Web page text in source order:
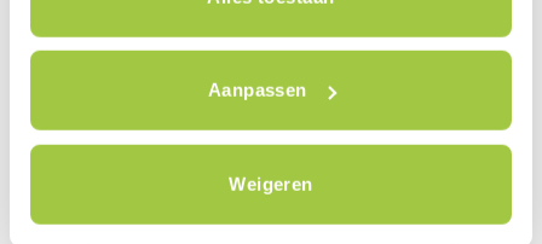
Aanpassen
Weigeren
Nieuws
Inschrijven nieuwsbrief
Privacy policy